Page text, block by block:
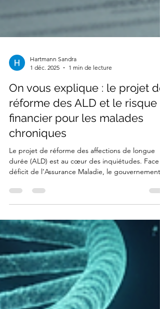
Hartmann Sandra
1 déc. 2025
1 min de lecture
On vous explique : le projet de
réforme des ALD et le risque
financier pour les malades
déficit de l’Assurance Maladie, le gouvernement
vise des économies, mais la communauté des
malades chroniques, dont ceux atteints de
maladies rares, craint un alourdissement du reste
à charge.